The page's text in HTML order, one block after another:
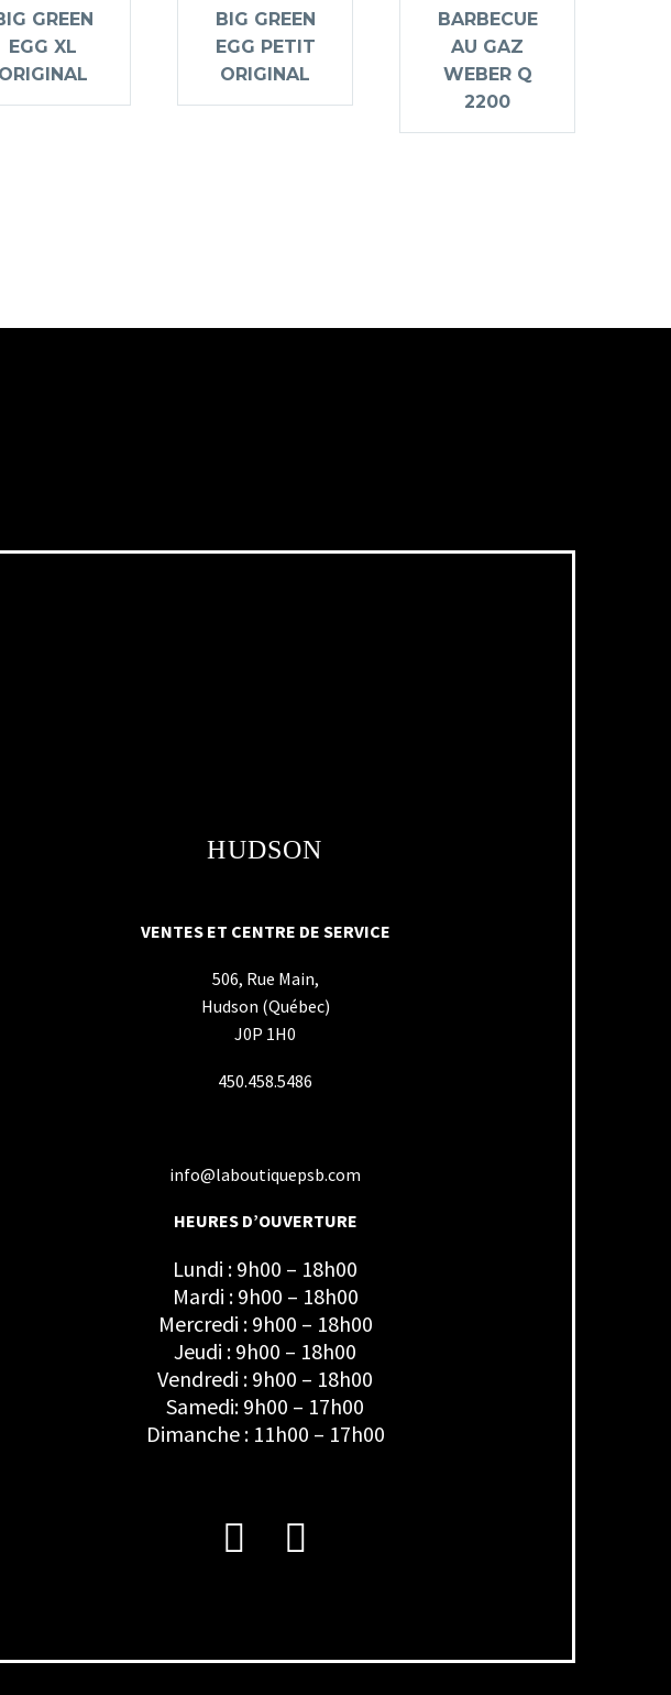
GREEN
EGG XL
ORIGINAL
BIG GREEN
EGG PETIT
ORIGINAL
BARBECUE
AU GAZ
WEBER Q
2200
HUDSON
VENTES ET CENTRE DE SERVICE
506, Rue Main,
Hudson (Québec)
J0P 1H0
450.458.5486
info@laboutiquepsb.com
HEURES D’OUVERTURE
Lundi : 9h00 – 18h00
Mardi : 9h00 – 18h00
Mercredi : 9h00 – 18h00
Jeudi : 9h00 – 18h00
Vendredi : 9h00 – 18h00
Samedi: 9h00 – 17h00
Dimanche : 11h00 – 17h00